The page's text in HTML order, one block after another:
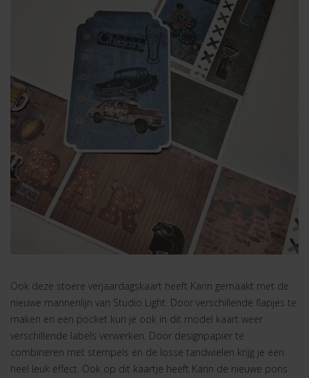
Ook deze stoere verjaardagskaart heeft Karin gemaakt met de
nieuwe mannenlijn van Studio Light. Door verschillende flapjes te
maken en een pocket kun je ook in dit model kaart weer
verschillende labels verwerken. Door designpapier te
combineren met stempels en de losse tandwielen krijg je een
heel leuk effect. Ook op dit kaartje heeft Karin de nieuwe pons